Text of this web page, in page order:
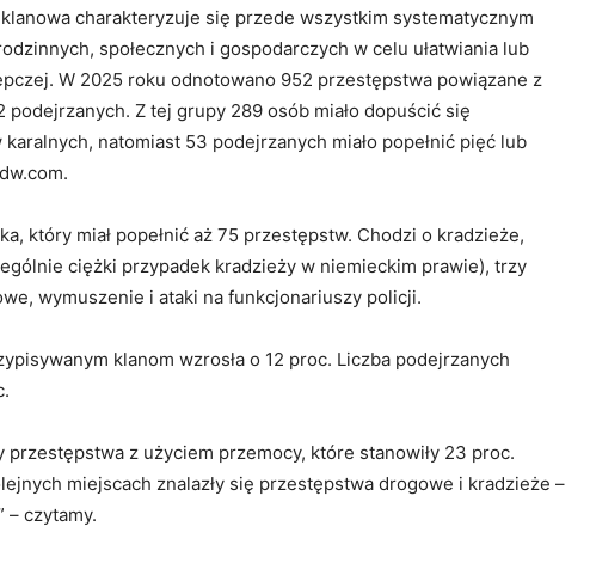
klanowa charakteryzuje się przede wszystkim systematycznym
społecznych i gospodarczych w celu ułatwiania lub
W 2025 roku odnotowano 952 przestępstwa powiązane z
podejrzanych. Z tej grupy 289 osób miało dopuścić się
natomiast 53 podejrzanych miało popełnić pięć lub
który miał popełnić aż 75 przestępstw. Chodzi o kradzieże,
ciężki przypadek kradzieży w niemieckim prawie), trzy
wymuszenie i ataki na funkcjonariuszy policji.
klanom wzrosła o 12 proc. Liczba podejrzanych
przestępstwa z użyciem przemocy, które stanowiły 23 proc.
miejscach znalazły się przestępstwa drogowe i kradzieże –
– czytamy.